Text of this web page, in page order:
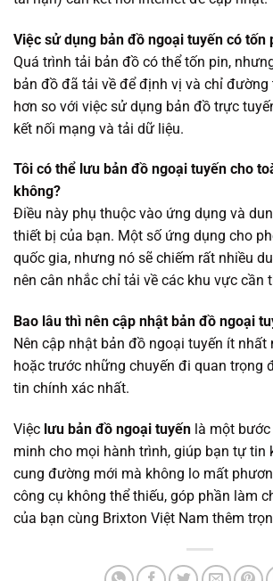
Việc sử dụng bản đồ ngoại tuyến có tốn
Quá trình tải bản đồ có thể tốn pin,
bản đồ đã tải về để định vị và chỉ
hơn so với việc sử dụng bản đồ trực
kết nối mạng và tải dữ liệu.
Tôi có thể lưu bản đồ ngoại tuyến cho
không?
Điều này phụ thuộc vào ứng dụng và
thiết bị của bạn. Một số ứng dụng cho
quốc gia, nhưng nó sẽ chiếm rất nhiều
nên cân nhắc chỉ tải về các khu vực cần
Bao lâu thì nên cập nhật bản đồ ngoại
Nên cập nhật bản đồ ngoại tuyến ít nhất
hoặc trước những chuyến đi quan trọng
tin chính xác nhất.
Việc lưu bản đồ ngoại tuyến là một
minh cho mọi hành trình, giúp bạn tự tin
cung đường mới mà không lo mất
công cụ không thể thiếu, góp phần làm
của bạn cùng Brixton Việt Nam thêm